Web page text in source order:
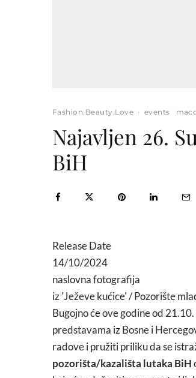
Fashion.Beauty.Love · events
Najavljen 26.
BiH
Release Date
14/10/2024
naslovna fotografija
iz 'Ježeve kućice' / Pozorište
Bugojno će ove godine od
predstavama iz Bosne i
radove i pružiti priliku da se
pozorišta/kazališta lutaka BiH